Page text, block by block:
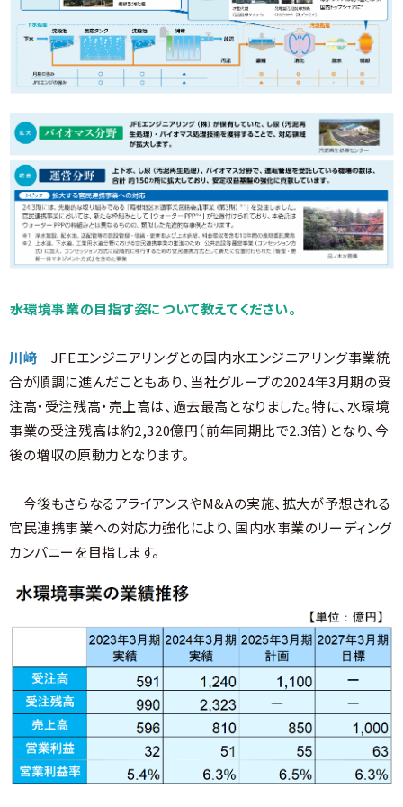
――水環境事業の目指す姿について教えてください。
川﨑
JFEエンジニアリングとの国内水エンジニアリング事業統
合が順調に進んだこともあり、当社グループの2024年3月期の受
注高・受注残高・売上高は、過去最高となりました。特に、水環境
事業の受注残高は約2,320億円（前年同期比で2.3倍）となり、今
後の増収の原動力となります。
今後もさらなるアライアンスやM&Aの実施、拡大が予想される
官民連携事業への対応力強化により、国内水事業のリーディング
カンパニーを目指します。